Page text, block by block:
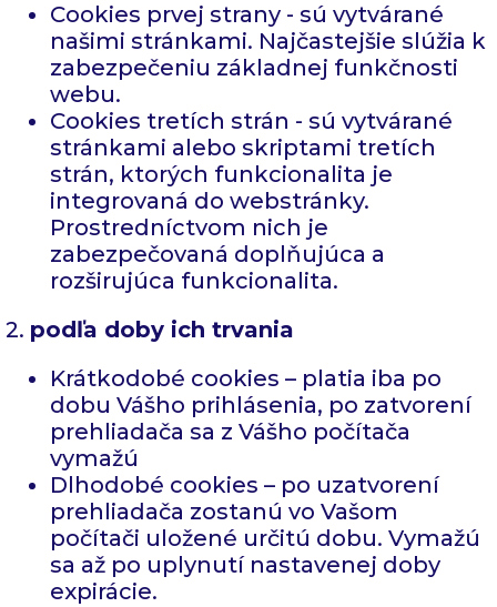
Cookies prvej strany - sú vytvárané
našimi stránkami. Najčastejšie slúžia k
zabezpečeniu základnej funkčnosti
webu.
Cookies tretích strán - sú vytvárané
stránkami alebo skriptami tretích
strán, ktorých funkcionalita je
integrovaná do webstránky.
Prostredníctvom nich je
zabezpečovaná doplňujúca a
rozširujúca funkcionalita.
2. podľa doby ich trvania
Krátkodobé cookies – platia iba po
dobu Vášho prihlásenia, po zatvorení
prehliadača sa z Vášho počítača
vymažú
Dlhodobé cookies – po uzatvorení
prehliadača zostanú vo Vašom
počítači uložené určitú dobu. Vymažú
sa až po uplynutí nastavenej doby
expirácie.